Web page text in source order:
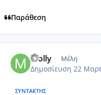
Παράθεση
molly Μέλη
Δημοσίευση 22
ΣΥΝΤΆΚΤΗΣ